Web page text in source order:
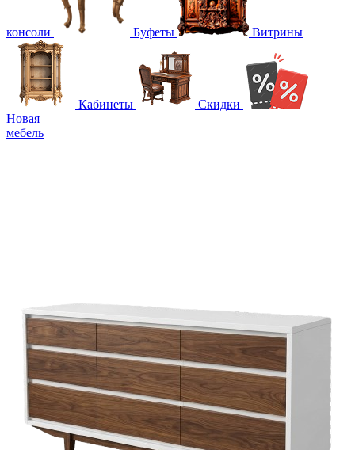
консоли Буфеты Витрины
Кабинеты
Скидки
Новая
мебель